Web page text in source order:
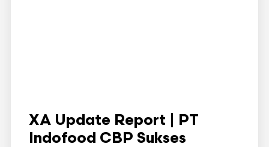
XA Update Report | PT
Indofood CBP Sukses